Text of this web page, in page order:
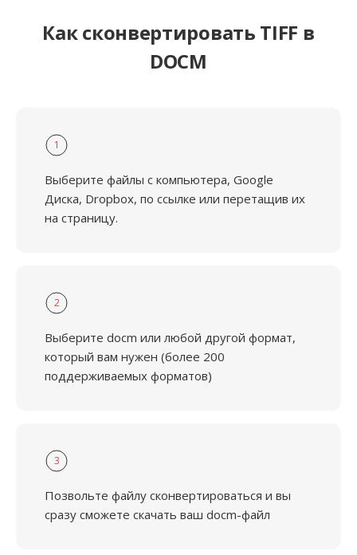
Как сконвертировать TIFF в
DOCM
1
Выберите файлы с компьютера, Google
Диска, Dropbox, по ссылке или перетащив их
на страницу.
2
Выберите docm или любой другой формат,
который вам нужен (более 200
поддерживаемых форматов)
3
Позвольте файлу сконвертироваться и вы
сразу сможете скачать ваш docm-файл